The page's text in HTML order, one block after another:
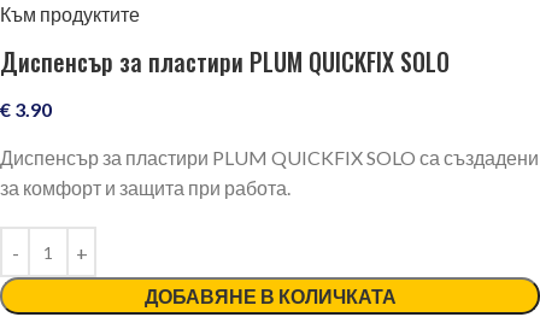
Към продуктите
Диспенсър за пластири PLUM QUICKFIX SOLO
€ 3.90
Диспенсър за пластири PLUM QUICKFIX SOLO са създадени
за комфорт и защита при работа.
ДОБАВЯНЕ В КОЛИЧКАТА